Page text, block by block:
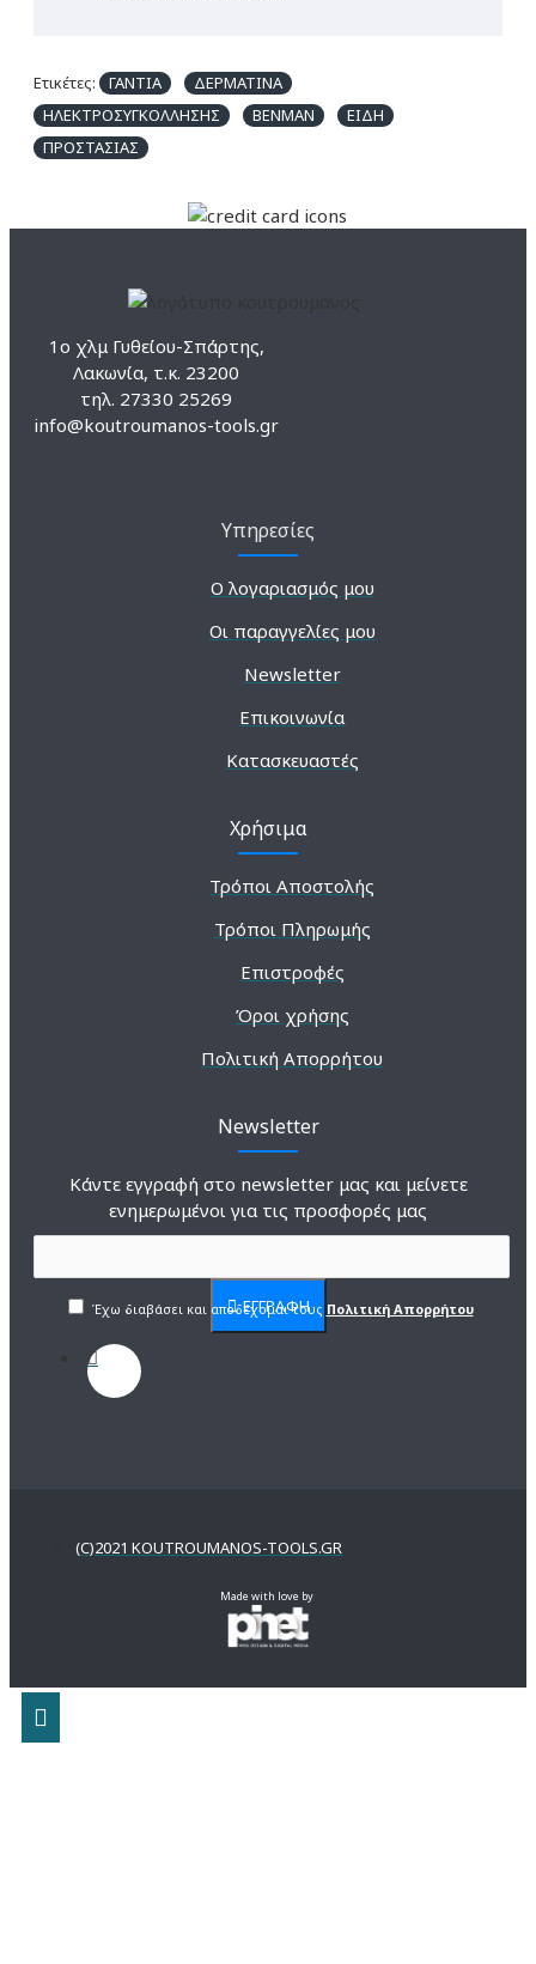
Ετικέτες: ΓΑΝΤΙΑ
ΔΕΡΜΑΤΙΝΑ
ΗΛΕΚΤΡΟΣΥΓΚΟΛΛΗΣΗΣ
BENMAN
ΕΙΔΗ
ΠΡΟΣΤΑΣΙΑΣ
1ο χλμ Γυθείου-Σπάρτης,
Λακωνία, τ.κ. 23200
τηλ. 27330 25269
info@koutroumanos-tools.gr
Υπηρεσίες
Ο λογαριασμός μου
Οι παραγγελίες μου
Newsletter
Επικοινωνία
Κατασκευαστές
Χρήσιμα
Τρόποι Αποστολής
Τρόποι Πληρωμής
Επιστροφές
Όροι χρήσης
Πολιτική Απορρήτου
Newsletter
Κάντε εγγραφή στο newsletter μας και μείνετε
ενημερωμένοι για τις προσφορές μας
ΕΓΓΡΑΦΗ
Έχω διαβάσει και αποδέχομαι τους Πολιτική Απορρήτου
(C)2021 KOUTROUMANOS-TOOLS.GR
Made with love by